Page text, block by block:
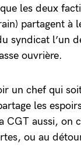
les deux
partagent
syndicat l’un
ouvrière.
un chef qui
les
CGT aussi, on
ou au